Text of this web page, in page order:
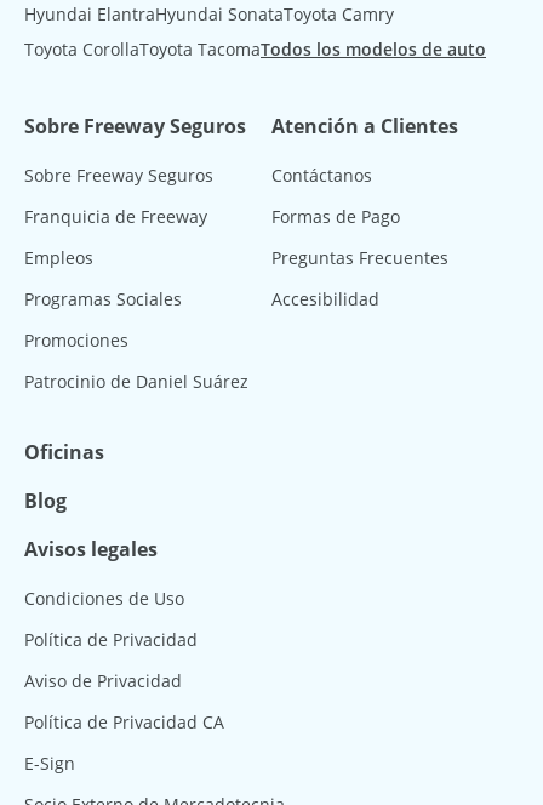
Hyundai ElantraHyundai SonataToyota Camry
Toyota CorollaToyota TacomaTodos los modelos de auto
Sobre Freeway Seguros
Sobre Freeway Seguros
Franquicia de Freeway
Empleos
Programas Sociales
Promociones
Patrocinio de Daniel Suárez
Atención a Clientes
Contáctanos
Formas de Pago
Preguntas Frecuentes
Accesibilidad
Oficinas
Blog
Avisos legales
Condiciones de Uso
Política de Privacidad
Aviso de Privacidad
Política de Privacidad CA
E-Sign